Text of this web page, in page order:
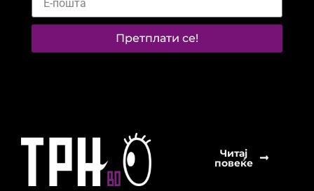
Претплати се!
Читај
повеќе